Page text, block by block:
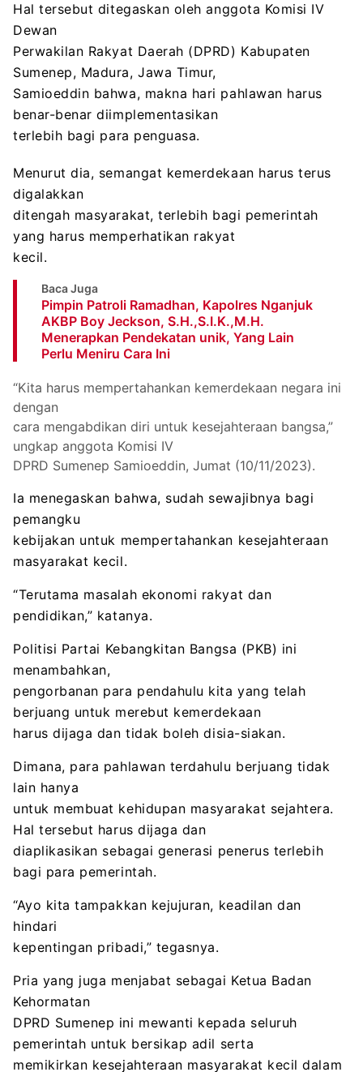
Hal tersebut ditegaskan oleh anggota Komisi IV
Dewan
Perwakilan Rakyat Daerah (DPRD) Kabupaten
Sumenep, Madura, Jawa Timur,
Samioeddin bahwa, makna hari pahlawan harus
benar-benar diimplementasikan
terlebih bagi para penguasa.
Menurut dia, semangat kemerdekaan harus terus
digalakkan
ditengah masyarakat, terlebih bagi pemerintah
yang harus memperhatikan rakyat
kecil.
Baca Juga
Pimpin Patroli Ramadhan, Kapolres Nganjuk
AKBP Boy Jeckson, S.H.,S.I.K.,M.H.
Menerapkan Pendekatan unik, Yang Lain
Perlu Meniru Cara Ini
“Kita harus mempertahankan kemerdekaan negara ini
dengan
cara mengabdikan diri untuk kesejahteraan bangsa,”
ungkap anggota Komisi IV
DPRD Sumenep Samioeddin, Jumat (10/11/2023).
Ia menegaskan bahwa, sudah sewajibnya bagi
pemangku
kebijakan untuk mempertahankan kesejahteraan
masyarakat kecil.
“Terutama masalah ekonomi rakyat dan
pendidikan,” katanya.
Politisi Partai Kebangkitan Bangsa (PKB) ini
menambahkan,
pengorbanan para pendahulu kita yang telah
berjuang untuk merebut kemerdekaan
harus dijaga dan tidak boleh disia-siakan.
Dimana, para pahlawan terdahulu berjuang tidak
lain hanya
untuk membuat kehidupan masyarakat sejahtera.
Hal tersebut harus dijaga dan
diaplikasikan sebagai generasi penerus terlebih
bagi para pemerintah.
“Ayo kita tampakkan kejujuran, keadilan dan
hindari
kepentingan pribadi,” tegasnya.
Pria yang juga menjabat sebagai Ketua Badan
Kehormatan
DPRD Sumenep ini mewanti kepada seluruh
pemerintah untuk bersikap adil serta
memikirkan kesejahteraan masyarakat kecil dalam